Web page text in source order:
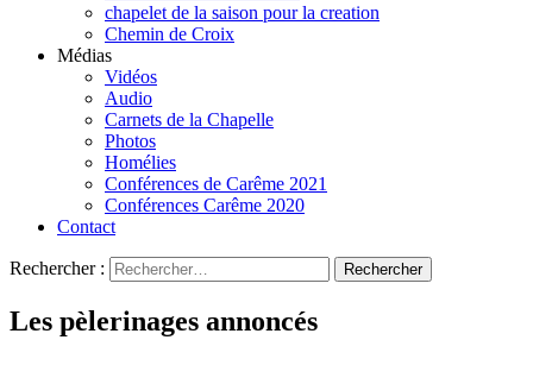
chapelet de la saison pour la creation
Chemin de Croix
Médias
Vidéos
Audio
Carnets de la Chapelle
Photos
Homélies
Conférences de Carême 2021
Conférences Carême 2020
Contact
Rechercher :
Les pèlerinages annoncés